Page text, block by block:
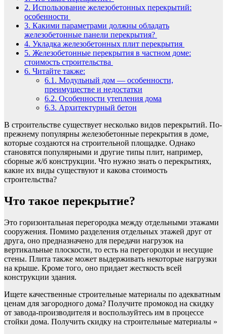
2. Использование железобетонных перекрытий:
особенности
3. Какими параметрами должны обладать
железобетонные панели перекрытия?
4. Укладка железобетонных плит перекрытия
5. Железобетонные перекрытия в частном доме:
стоимость строительства
6. Читайте также:
6.1. Модульный дом — особенности,
преимуществе и недостатки
6.2. Особенности утепления дома
6.3. Архитектурный бетон
В строительстве существует несколько видов перекрытий. По-
прежнему популярны железобетонные перекрытия в доме,
которые создаются на строительной площадке. Однако
становятся популярными и другие типы плит, например,
сборные ж/б конструкции. Что нужно знать о перекрытиях,
какие их виды существуют и какова стоимость
строительства?
Что такое перекрытие?
Это горизонтальная перегородка между отдельными этажами
сооружения. Помимо разделения отдельных этажей друг от
друга, оно предназначено для передачи нагрузок на
вертикальные плоскости, то есть на перегородки и несущие
стены. Плита также может выдерживать некоторые нагрузки
на крыше. Кроме того, оно придает жесткость всей
конструкции здания.
Ищете качественные строительные материалы по адекватным
ценам для загородного дома? Получите промокод на скидку
от завода-производителя и воспользуйтесь им в процессе
стойки дома. Получить скидку на строительные материалы »